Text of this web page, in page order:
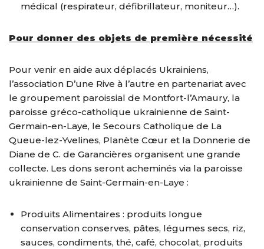
médical (respirateur, défibrillateur, moniteur…).
Pour donner des objets de première nécessité
Pour venir en aide aux déplacés Ukrainiens,
l’association D’une Rive à l’autre en partenariat avec
le groupement paroissial de Montfort-l’Amaury, la
paroisse gréco-catholique ukrainienne de Saint-
Germain-en-Laye, le Secours Catholique de La
Queue-lez-Yvelines, Planète Cœur et la Donnerie de
Diane de C. de Garancières organisent une grande
collecte. Les dons seront acheminés via la paroisse
ukrainienne de Saint-Germain-en-Laye :
Produits Alimentaires : produits longue
conservation conserves, pâtes, légumes secs, riz,
sauces, condiments, thé, café, chocolat, produits